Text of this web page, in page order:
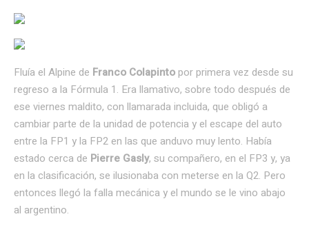
Fluía el Alpine de Franco Colapinto por primera vez desde su
regreso a la Fórmula 1. Era llamativo, sobre todo después de
ese viernes maldito, con llamarada incluida, que obligó a
cambiar parte de la unidad de potencia y el escape del auto
entre la FP1 y la FP2 en las que anduvo muy lento. Había
estado cerca de Pierre Gasly, su compañero, en el FP3 y, ya
en la clasificación, se ilusionaba con meterse en la Q2. Pero
entonces llegó la falla mecánica y el mundo se le vino abajo
al argentino.